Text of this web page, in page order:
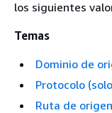
los siguientes
Temas
Dominio de
Protocolo
Ruta de origen